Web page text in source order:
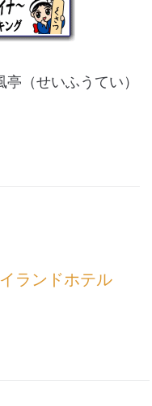
（せいふうてい）
ランドホテル